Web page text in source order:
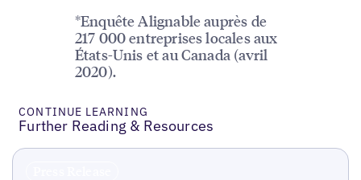
*Enquête Alignable auprès de
217 000 entreprises locales aux
États-Unis et au Canada (avril
2020).
CONTINUE LEARNING
Further Reading & Resources